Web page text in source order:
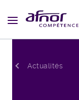
Actualités